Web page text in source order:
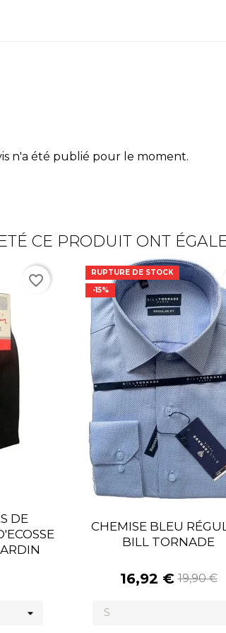
n'a été publié pour le moment.
CE PRODUIT ONT
DE
favorite_border
RUPTURE DE STOCK
-15%
CHEMISE BLEU
BILL TORNADE
16,92 € 19,90 €